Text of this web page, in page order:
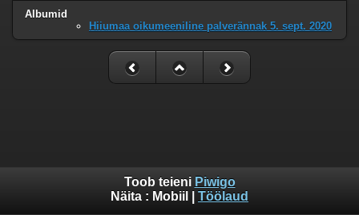
Albumid
Hiiumaa oikumeeniline palverännak 5. sept. 2020
Toob teieni Piwigo
Näita : Mobiil Töölaud